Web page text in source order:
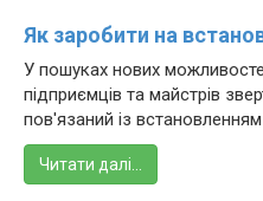
Як заробити на
У пошуках нових
підприємців та майстрів
пов'язаний із
Читати далі…